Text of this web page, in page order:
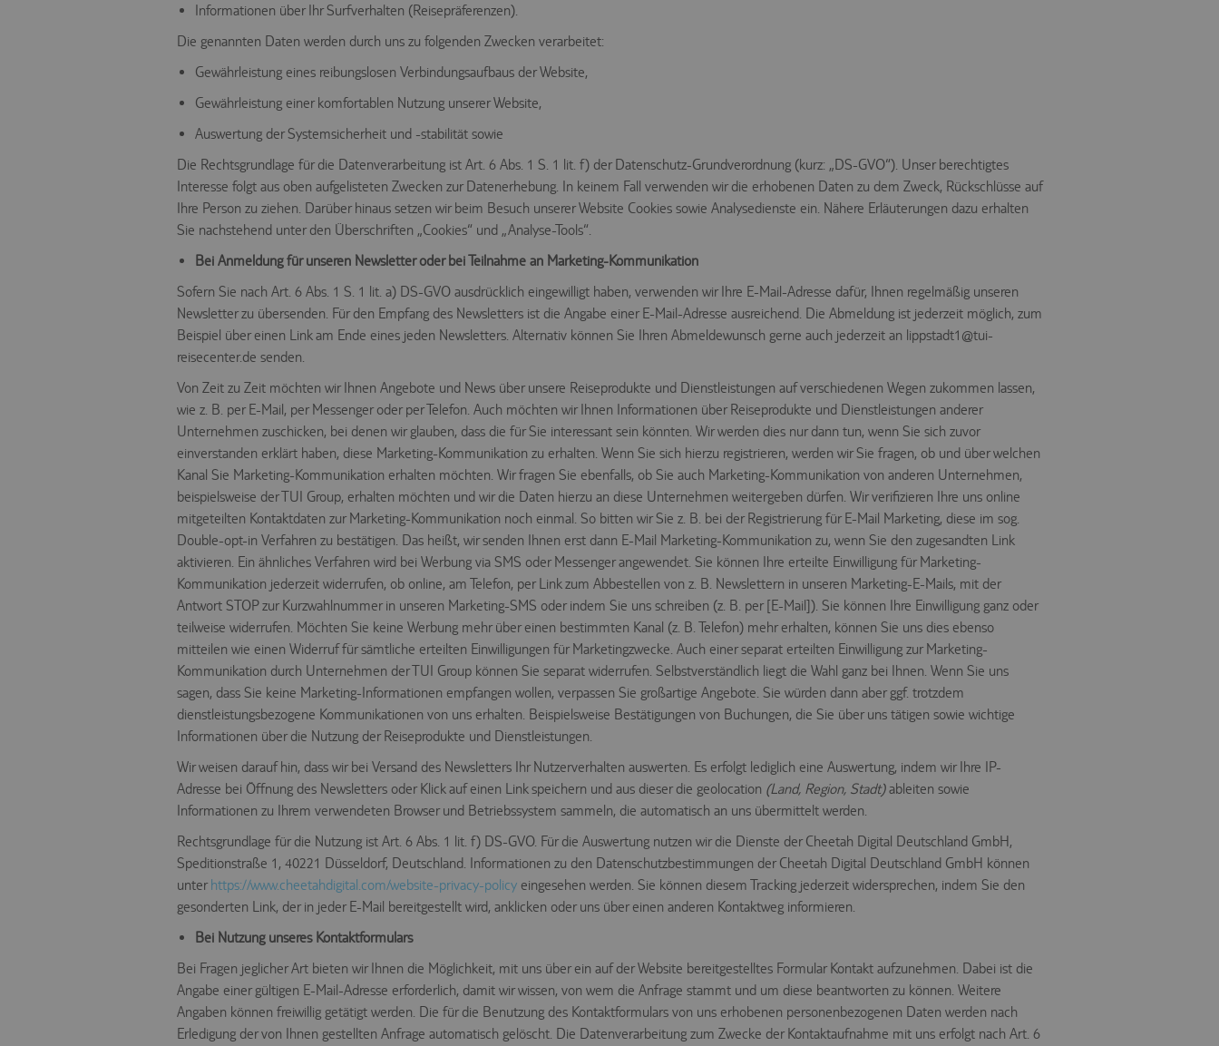
Informationen über Ihr Surfverhalten (Reisepräferenzen).
Die genannten Daten werden durch uns zu folgenden Zwecken verarbeitet:
Gewährleistung eines reibungslosen Verbindungsaufbaus der Website,
Gewährleistung einer komfortablen Nutzung unserer Website,
Auswertung der Systemsicherheit und -stabilität sowie
Die Rechtsgrundlage für die Datenverarbeitung ist Art. 6 Abs. 1 S. 1 lit. f) der Datenschutz-Grundverordnung (kurz: „DS-GVO“). Unser berechtigtes
Interesse folgt aus oben aufgelisteten Zwecken zur Datenerhebung. In keinem Fall verwenden wir die erhobenen Daten zu dem Zweck, Rückschlüsse auf
Ihre Person zu ziehen. Darüber hinaus setzen wir beim Besuch unserer Website Cookies sowie Analysedienste ein. Nähere Erläuterungen dazu erhalten
Sie nachstehend unter den Überschriften „Cookies“ und „Analyse-Tools“.
Bei Anmeldung für unseren Newsletter oder bei Teilnahme an Marketing-Kommunikation
Sofern Sie nach Art. 6 Abs. 1 S. 1 lit. a) DS-GVO ausdrücklich eingewilligt haben, verwenden wir Ihre E-Mail-Adresse dafür, Ihnen regelmäßig unseren
Newsletter zu übersenden. Für den Empfang des Newsletters ist die Angabe einer E-Mail-Adresse ausreichend. Die Abmeldung ist jederzeit möglich, zum
Beispiel über einen Link am Ende eines jeden Newsletters. Alternativ können Sie Ihren Abmeldewunsch gerne auch jederzeit an lippstadt1@tui-
reisecenter.de senden.
Von Zeit zu Zeit möchten wir Ihnen Angebote und News über unsere Reiseprodukte und Dienstleistungen auf verschiedenen Wegen zukommen lassen,
wie z. B. per E-Mail, per Messenger oder per Telefon. Auch möchten wir Ihnen Informationen über Reiseprodukte und Dienstleistungen anderer
Unternehmen zuschicken, bei denen wir glauben, dass die für Sie interessant sein könnten. Wir werden dies nur dann tun, wenn Sie sich zuvor
einverstanden erklärt haben, diese Marketing-Kommunikation zu erhalten. Wenn Sie sich hierzu registrieren, werden wir Sie fragen, ob und über welchen
Kanal Sie Marketing-Kommunikation erhalten möchten. Wir fragen Sie ebenfalls, ob Sie auch Marketing-Kommunikation von anderen Unternehmen,
beispielsweise der TUI Group, erhalten möchten und wir die Daten hierzu an diese Unternehmen weitergeben dürfen. Wir verifizieren Ihre uns online
mitgeteilten Kontaktdaten zur Marketing-Kommunikation noch einmal. So bitten wir Sie z. B. bei der Registrierung für E-Mail Marketing, diese im sog.
Double-opt-in Verfahren zu bestätigen. Das heißt, wir senden Ihnen erst dann E-Mail Marketing-Kommunikation zu, wenn Sie den zugesandten Link
aktivieren. Ein ähnliches Verfahren wird bei Werbung via SMS oder Messenger angewendet. Sie können Ihre erteilte Einwilligung für Marketing-
Kommunikation jederzeit widerrufen, ob online, am Telefon, per Link zum Abbestellen von z. B. Newslettern in unseren Marketing-E-Mails, mit der
Antwort STOP zur Kurzwahlnummer in unseren Marketing-SMS oder indem Sie uns schreiben (z. B. per [E-Mail]). Sie können Ihre Einwilligung ganz oder
teilweise widerrufen. Möchten Sie keine Werbung mehr über einen bestimmten Kanal (z. B. Telefon) mehr erhalten, können Sie uns dies ebenso
mitteilen wie einen Widerruf für sämtliche erteilten Einwilligungen für Marketingzwecke. Auch einer separat erteilten Einwilligung zur Marketing-
Kommunikation durch Unternehmen der TUI Group können Sie separat widerrufen. Selbstverständlich liegt die Wahl ganz bei Ihnen. Wenn Sie uns
sagen, dass Sie keine Marketing-Informationen empfangen wollen, verpassen Sie großartige Angebote. Sie würden dann aber ggf. trotzdem
dienstleistungsbezogene Kommunikationen von uns erhalten. Beispielsweise Bestätigungen von Buchungen, die Sie über uns tätigen sowie wichtige
Informationen über die Nutzung der Reiseprodukte und Dienstleistungen.
Wir weisen darauf hin, dass wir bei Versand des Newsletters Ihr Nutzerverhalten auswerten. Es erfolgt lediglich eine Auswertung, indem wir Ihre IP-
Adresse bei Öffnung des Newsletters oder Klick auf einen Link speichern und aus dieser die geolocation (Land, Region, Stadt)ableiten sowie
Informationen zu Ihrem verwendeten Browser und Betriebssystem sammeln, die automatisch an uns übermittelt werden.
Rechtsgrundlage für die Nutzung ist Art. 6 Abs. 1 lit. f) DS-GVO. Für die Auswertung nutzen wir die Dienste der Cheetah Digital Deutschland GmbH,
Speditionstraße 1, 40221 Düsseldorf, Deutschland. Informationen zu den Datenschutzbestimmungen der Cheetah Digital Deutschland GmbH können
unter https://www.cheetahdigital.com/website-privacy-policy eingesehen werden. Sie können diesem Tracking jederzeit widersprechen, indem Sie den
gesonderten Link, der in jeder E-Mail bereitgestellt wird, anklicken oder uns über einen anderen Kontaktweg informieren.
Bei Nutzung unseres Kontaktformulars
Bei Fragen jeglicher Art bieten wir Ihnen die Möglichkeit, mit uns über ein auf der Website bereitgestelltes Formular Kontakt aufzunehmen. Dabei ist die
Angabe einer gültigen E-Mail-Adresse erforderlich, damit wir wissen, von wem die Anfrage stammt und um diese beantworten zu können. Weitere
Angaben können freiwillig getätigt werden. Die für die Benutzung des Kontaktformulars von uns erhobenen personenbezogenen Daten werden nach
Erledigung der von Ihnen gestellten Anfrage automatisch gelöscht. Die Datenverarbeitung zum Zwecke der Kontaktaufnahme mit uns erfolgt nach Art. 6